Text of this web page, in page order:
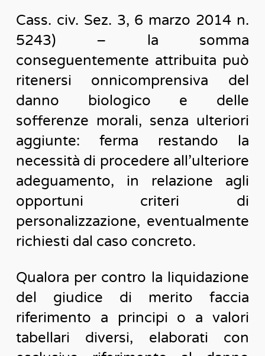
Cass. civ. Sez. 3, 6 marzo 2014 n.
5243) – la somma
conseguentemente attribuita può
ritenersi onnicomprensiva del
danno biologico e delle
sofferenze morali, senza ulteriori
aggiunte: ferma restando la
necessità di procedere all’ulteriore
adeguamento, in relazione agli
opportuni criteri di
personalizzazione, eventualmente
richiesti dal caso concreto.
Qualora per contro la liquidazione
del giudice di merito faccia
riferimento a principi o a valori
tabellari diversi, elaborati con